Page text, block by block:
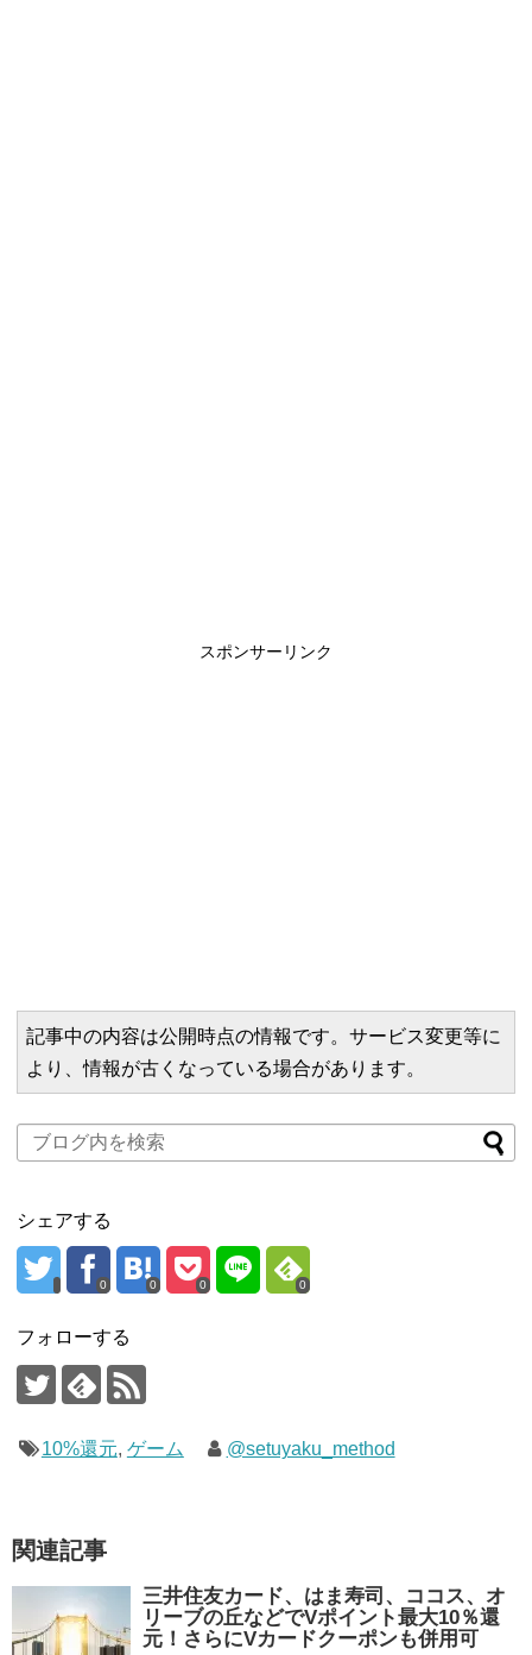
スポンサーリンク
記事中の内容は公開時点の情報です。サービス変更等に
より、情報が古くなっている場合があります。
シェアする
0 0 0 0
フォローする
10%還元, ゲーム @setuyaku_method
関連記事
三井住友カード、はま寿司、ココス、オ
リーブの丘などでVポイント最大10％還
元！さらにVカードクーポンも併用可